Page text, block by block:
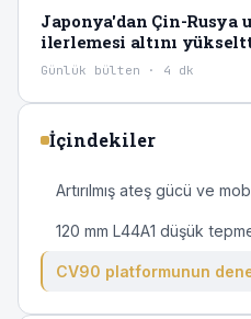
Japonya'dan Çin-Rusya
ilerlemesi altını
Günlük bülten · 4 dk
İçindekiler
Artırılmış ateş gücü ve
120 mm L44A1 düşük
CV90 platformunun